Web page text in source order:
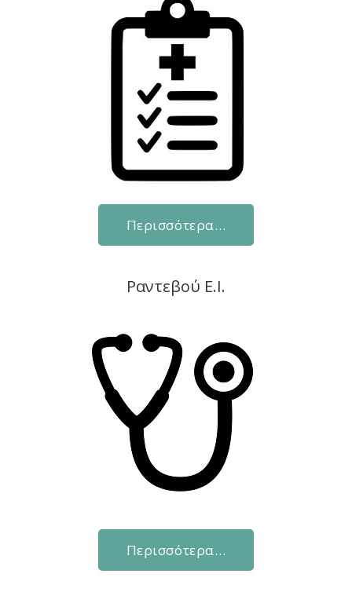
Περισσότερα…
Ραντεβού Ε.Ι.
Περισσότερα…